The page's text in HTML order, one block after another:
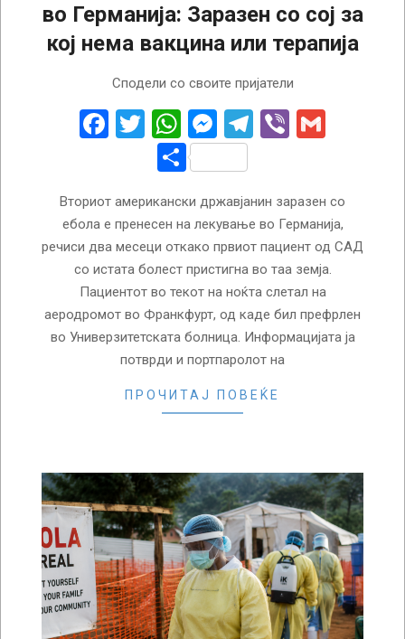
во Германија: Заразен со сој за
кој нема вакцина или терапија
Сподели со своите пријатели
Facebook
Twitter
WhatsApp
Messenger
Telegram
Viber
Share
Вториот американски државјанин заразен со
ебола е пренесен на лекување во Германија,
речиси два месеци откако првиот пациент од САД
со истата болест пристигна во таа земја.
Пациентот во текот на ноќта слетал на
аеродромот во Франкфурт, од каде бил префрлен
во Универзитетската болница. Информацијата ја
потврди и портпаролот на
ПРОЧИТАЈ ПОВЕЌЕ